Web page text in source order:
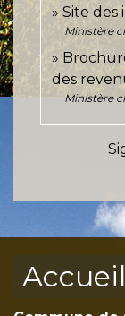
Site des
Ministère
des
Ministère